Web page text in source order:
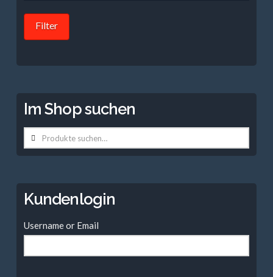
Filter
Im Shop suchen
Suche
nach:
Kundenlogin
Username or Email